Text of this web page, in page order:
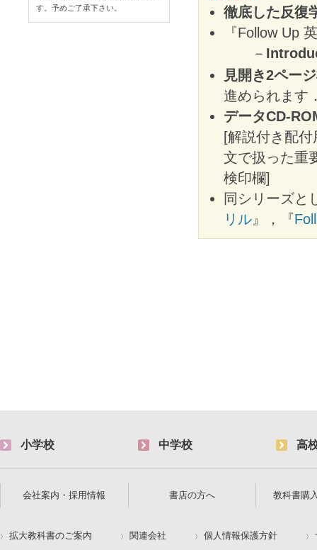
徹底した反復
『Follow Up
－
見開き2ペー
進められます
データCD-
[解説付き配
文で扱った重
検印欄]
同シリーズと
リル 』，『
す。予めご了承下さい。
小学校 中学校 高
会社案内・採用情報 書店の方へ 教科書購
拡大教科書のご案内 関連会社 個人情報保護方針